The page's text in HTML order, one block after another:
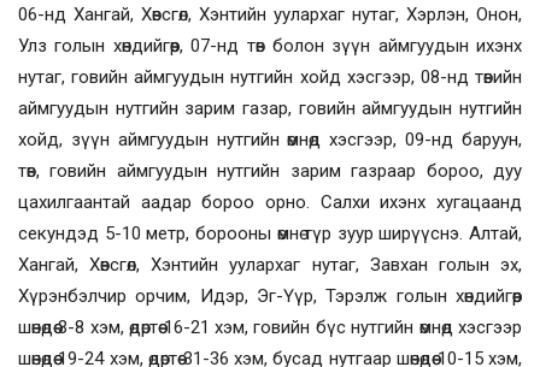
06-нд Хангай, Хөвсгөл, Хэнтийн уулархаг нутаг, Хэрлэн, Онон,
Улз голын хөндийгөөр, 07-нд төв болон зүүн аймгуудын ихэнх
нутаг, говийн аймгуудын нутгийн хойд хэсгээр, 08-нд төвийн
аймгуудын нутгийн зарим газар, говийн аймгуудын нутгийн
хойд, зүүн аймгуудын нутгийн өмнөд хэсгээр, 09-нд баруун,
төв, говийн аймгуудын нутгийн зарим газраар бороо, дуу
цахилгаантай аадар бороо орно. Салхи ихэнх хугацаанд
секундэд 5-10 метр, борооны өмнө түр зуур ширүүснэ. Алтай,
Хангай, Хөвсгөл, Хэнтийн уулархаг нутаг, Завхан голын эх,
Хүрэнбэлчир орчим, Идэр, Эг-Үүр, Тэрэлж голын хөндийгөөр
шөнөдөө 3-8 хэм, өдөртөө 16-21 хэм, говийн бүс нутгийн өмнөд хэсгээр
шөнөдөө 19-24 хэм, өдөртөө 31-36 хэм, бусад нутгаар шөнөдөө 10-15 хэм,